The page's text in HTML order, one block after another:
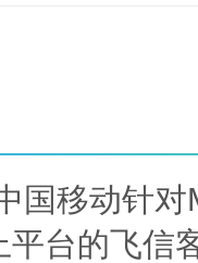
移动针对
平台的飞信